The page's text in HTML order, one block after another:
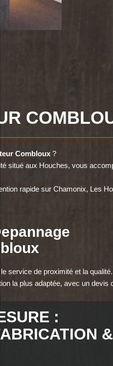
Combloux ?
situé aux Houches, vous
rapide sur Chamonix, Les
service de proximité et la
la plus adaptée, avec un devis
:
&